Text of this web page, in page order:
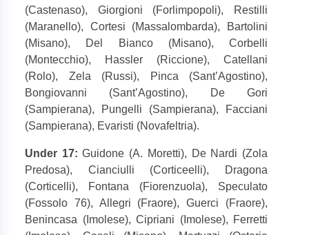
(Castenaso), Giorgioni (Forlimpopoli), Restilli
(Maranello), Cortesi (Massalombarda), Bartolini
(Misano), Del Bianco (Misano), Corbelli
(Montecchio), Hassler (Riccione), Catellani
(Rolo), Zela (Russi), Pinca (Sant’Agostino),
Bongiovanni (Sant’Agostino), De Gori
(Sampierana), Pungelli (Sampierana), Facciani
(Sampierana), Evaristi (Novafeltria).
Under 17:Guidone (A. Moretti), De Nardi (Zola
Predosa), Cianciulli (Corticeelli), Dragona
(Corticelli), Fontana (Fiorenzuola), Speculato
(Fossolo 76), Allegri (Fraore), Guerci (Fraore),
Benincasa (Imolese), Cipriani (Imolese), Ferretti